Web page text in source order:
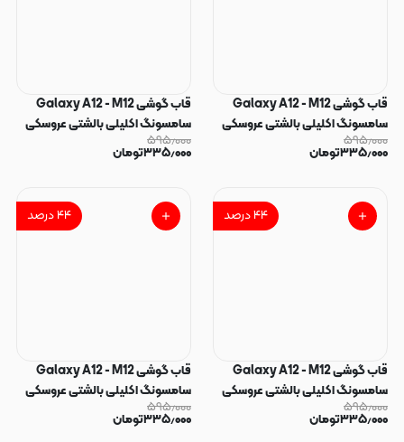
قاب گوشی Galaxy A12 - M12
سامسونگ اکلیلی بالشتی عروسکی
۵۹۵٫۰۰۰
۳۳۵٫۰۰۰تومان
قاب گوشی Galaxy A12 - M12
سامسونگ اکلیلی بالشتی عروسکی
۵۹۵٫۰۰۰
۳۳۵٫۰۰۰تومان
۴۴درصد
قاب گوشی Galaxy A12 - M12
سامسونگ اکلیلی بالشتی عروسکی
۵۹۵٫۰۰۰
۳۳۵٫۰۰۰تومان
۴۴درصد
قاب گوشی Galaxy A12 - M12
سامسونگ اکلیلی بالشتی عروسکی
۵۹۵٫۰۰۰
۳۳۵٫۰۰۰تومان